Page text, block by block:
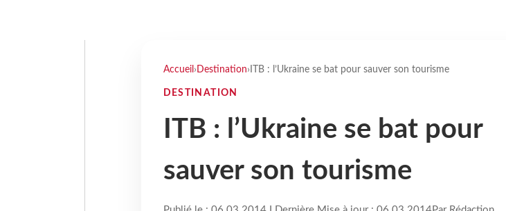
Accueil › Destination› ITB : l’Ukraine se bat pour sauver son tourisme
DESTINATION
ITB : l’Ukraine se bat pour
sauver son tourisme